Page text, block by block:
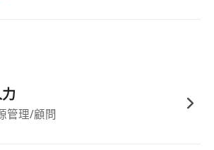
管理/顧問